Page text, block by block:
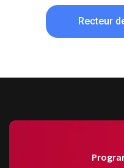
Recteur